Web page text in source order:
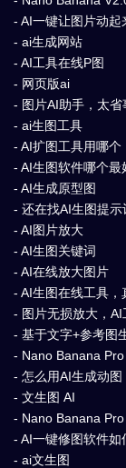
- AI一键让图片动起
- ai生成网站
- AI工具在线P图
- 网页版ai
- 图片AI助手，太省
- ai生图工具
- AI扩图工具用哪个
- AI生图软件哪个最
- AI生成原型图
- 还在找AI生图提
- AI图片放大
- AI生图关键词
- AI在线放大图片
- AI生图在线工具，
- 图片无损放大，AI
- 基于文字+参考图
- Nano Banana
- 怎么用AI生成动图
- 文生图 AI
- Nano Banana
- AI一键修图软件如
- ai文生图